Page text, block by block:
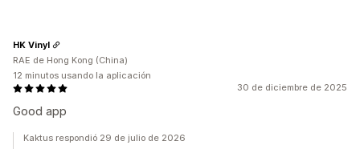
30 de diciembre de 2025
Good app
HK Vinyl
RAE de Hong Kong (China)
12 minutos usando la aplicación
Kaktus respondió 29 de julio de 2026